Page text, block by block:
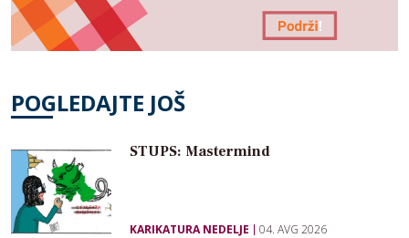
POGLEDAJTE JOŠ
STUPS: Mastermind
KARIKATURA NEDELJE 04. AVG 2026